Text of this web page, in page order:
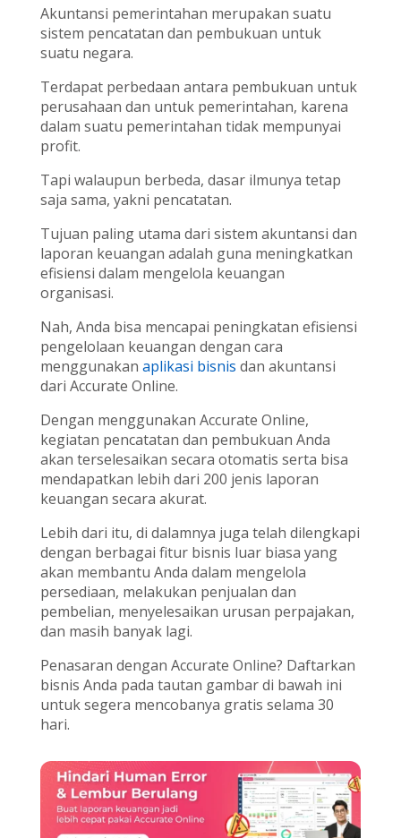
Akuntansi pemerintahan merupakan suatu
sistem pencatatan dan pembukuan untuk
suatu negara.
Terdapat perbedaan antara pembukuan untuk
perusahaan dan untuk pemerintahan, karena
dalam suatu pemerintahan tidak mempunyai
profit.
Tapi walaupun berbeda, dasar ilmunya tetap
saja sama, yakni pencatatan.
Tujuan paling utama dari sistem akuntansi dan
laporan keuangan adalah guna meningkatkan
efisiensi dalam mengelola keuangan
organisasi.
Nah, Anda bisa mencapai peningkatan efisiensi
pengelolaan keuangan dengan cara
menggunakan aplikasi bisnis dan akuntansi
dari Accurate Online.
Dengan menggunakan Accurate Online,
kegiatan pencatatan dan pembukuan Anda
akan terselesaikan secara otomatis serta bisa
mendapatkan lebih dari 200 jenis laporan
keuangan secara akurat.
Lebih dari itu, di dalamnya juga telah dilengkapi
dengan berbagai fitur bisnis luar biasa yang
akan membantu Anda dalam mengelola
persediaan, melakukan penjualan dan
pembelian, menyelesaikan urusan perpajakan,
dan masih banyak lagi.
Penasaran dengan Accurate Online? Daftarkan
bisnis Anda pada tautan gambar di bawah ini
untuk segera mencobanya gratis selama 30
hari.